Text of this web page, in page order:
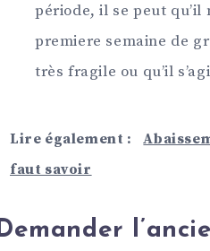
période, il se peut qu’il
premiere semaine de
très fragile ou qu’il
Lire également :
faut savoir
Demander